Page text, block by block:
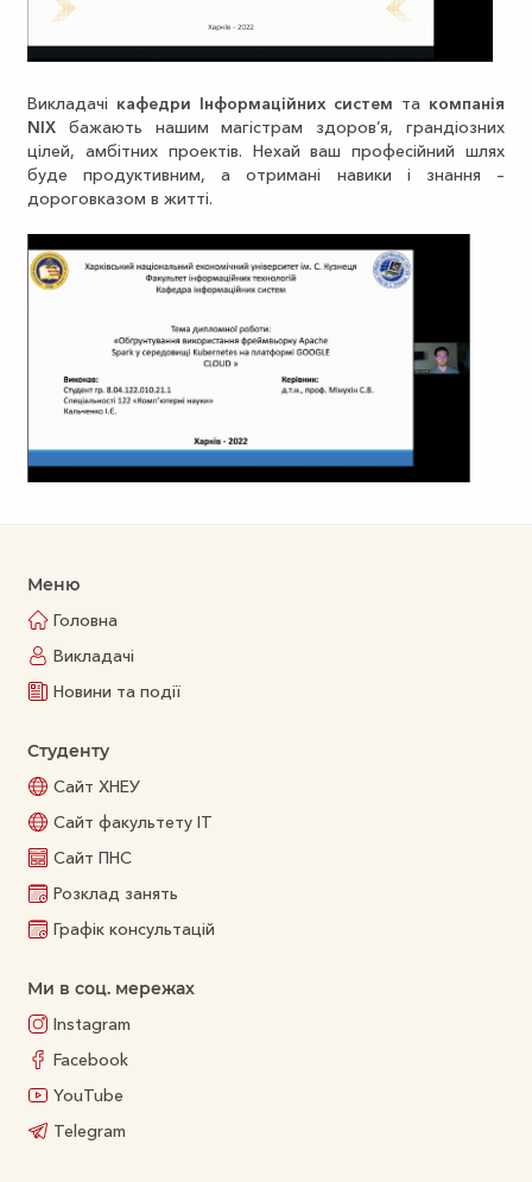
Викладачі кафедри Інформаційних систем та компанія
NIX бажають нашим магістрам здоров’я, грандіозних
цілей, амбітних проектів. Нехай ваш професійний шлях
буде продуктивним, а отримані навики і знання –
дороговказом в житті.
Меню
Головна
Викладачі
Новини та події
Студенту
Сайт ХНЕУ
Сайт факультету ІТ
Сайт ПНС
Розклад занять
Графік консультацій
Ми в соц. мережах
Instagram
Facebook
YouTube
Telegram